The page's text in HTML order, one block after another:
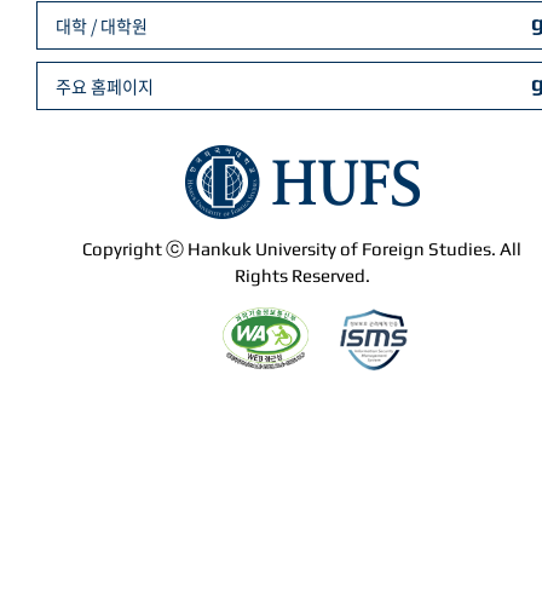
Copyright ⓒ Hankuk University of Foreign Studies. All
Rights Reserved.
대학 / 대학원
주요 홈페이지